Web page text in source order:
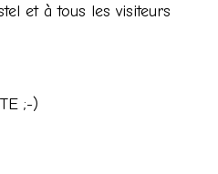
et à tous les visiteurs
;-)